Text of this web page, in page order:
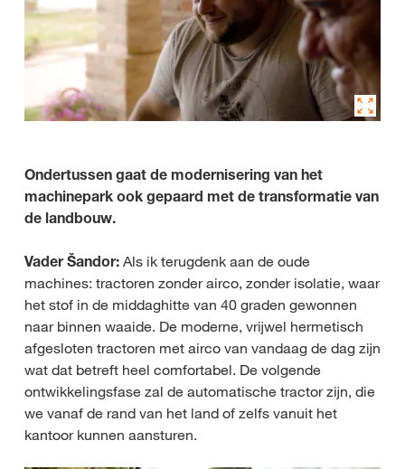
Ondertussen gaat de modernisering van het
machinepark ook gepaard met de transformatie van
de landbouw.
Vader Šandor: Als ik terugdenk aan de oude
machines: tractoren zonder airco, zonder isolatie, waar
het stof in de middaghitte van 40 graden gewonnen
naar binnen waaide. De moderne, vrijwel hermetisch
afgesloten tractoren met airco van vandaag de dag zijn
wat dat betreft heel comfortabel. De volgende
ontwikkelingsfase zal de automatische tractor zijn, die
we vanaf de rand van het land of zelfs vanuit het
kantoor kunnen aansturen.